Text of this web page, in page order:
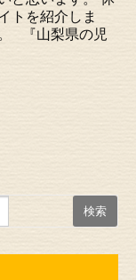
トを紹介しま
『山梨県の児